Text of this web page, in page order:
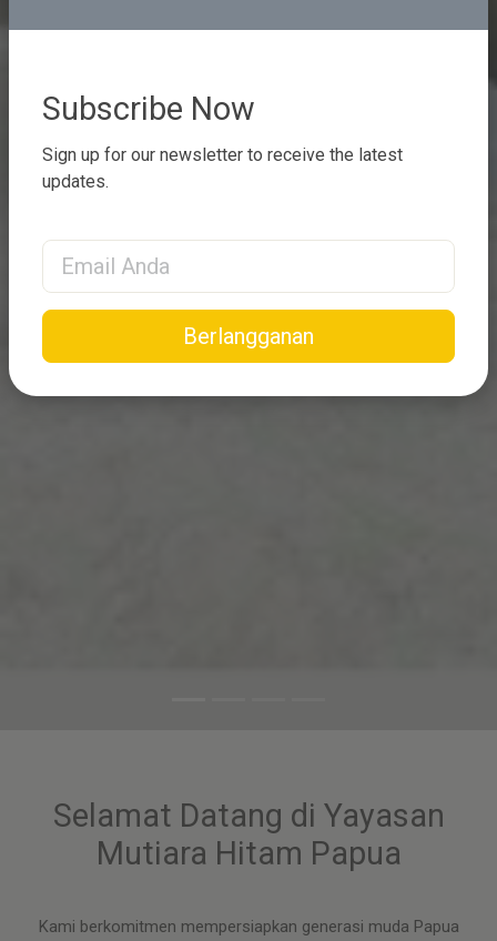
Selamat Datang di Yayasan
Mutiara Hitam Papua
Kami berkomitmen mempersiapkan generasi muda Papua
Subscribe Now
Sign up for our newsletter to receive the latest
updates.
Email Address
Berlangganan